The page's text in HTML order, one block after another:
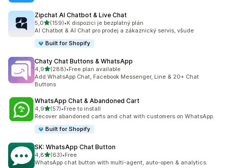
Zipchat AI Chatbot & Live Chat
5,0z 5 hvězd
(159)
Celkový počet recenzí: 159
•K dispozici je bezplatný plán
AI Chatbot & AI Chat pro prodej a zákaznický servis, všude
Built for Shopify
Chaty Chat Buttons & WhatsApp
4,9z 5 hvězd
(288)
Celkový počet recenzí: 288
•Free plan available
Add WhatsApp Chat, Facebook Messenger, Line & 20+ Chat
Buttons
WhatsApp Chat & Abandoned Cart
4,9z 5 hvězd
(57)
Celkový počet recenzí: 57
•Free to install
Recover abandoned carts and chat with customers on WhatsApp.
Built for Shopify
SK: WhatsApp Chat Button
4,8z 5 hvězd
(63)
Celkový počet recenzí: 63
•Free
WhatsApp chat button with multi-agent, auto-open & analytics.